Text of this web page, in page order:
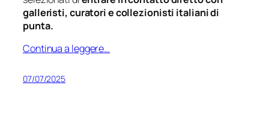
galleristi, curatori e collezionisti italiani di
punta.
Continua a leggere…
07/07/2025